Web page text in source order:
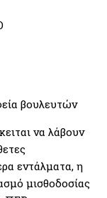
βουλευτών
να λάβουν
εντάλματα, η
μισθοδοσίας